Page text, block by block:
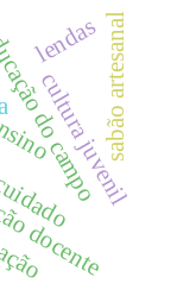
do campo
docente
cultura juvenil
lendassabão artesanal